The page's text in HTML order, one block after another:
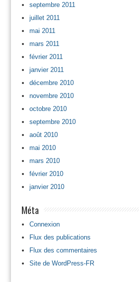
septembre 2011
juillet 2011
mai 2011
mars 2011
février 2011
janvier 2011
décembre 2010
novembre 2010
octobre 2010
septembre 2010
août 2010
mai 2010
mars 2010
février 2010
janvier 2010
Méta
Connexion
Flux des publications
Flux des commentaires
Site de WordPress-FR